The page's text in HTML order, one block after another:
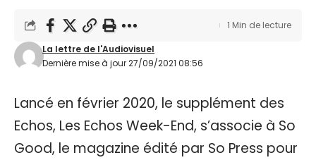
Dernière mise à jour 27/09/2021 08:56
La lettre de l'Audiovisuel
1 Min de lecture
Lancé en février 2020, le supplément des
Echos, Les Echos Week-End, s’associe à So
Good, le magazine édité par So Press pour